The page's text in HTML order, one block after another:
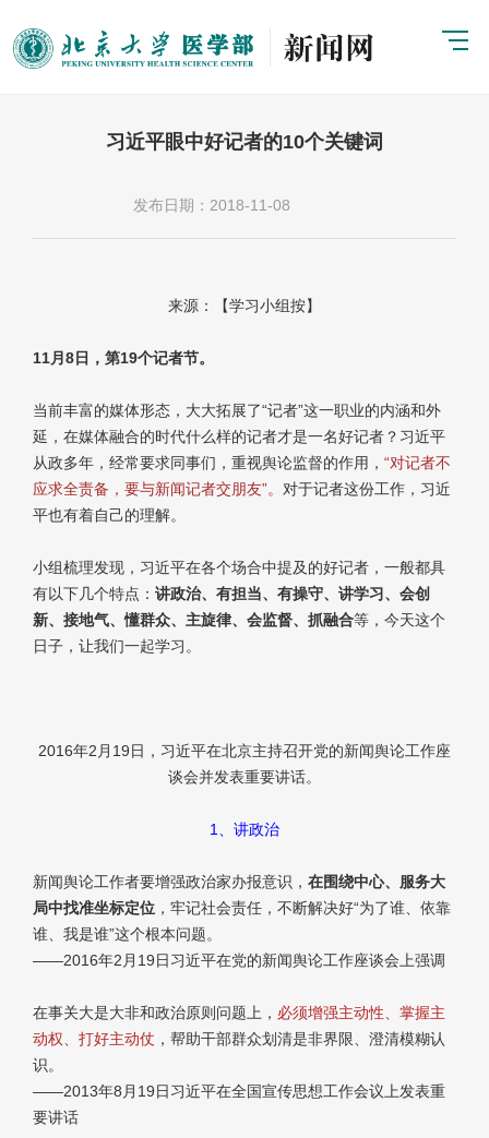
习近平眼中好记者的10个关键词
发布日期：2018-11-08
来源：【学习小组按】
11月8日，第19个记者节。
当前丰富的媒体形态，大大拓展了“记者”这一职业的内涵和外
延，在媒体融合的时代什么样的记者才是一名好记者？习近平
从政多年，经常要求同事们，重视舆论监督的作用， “对记者不
应求全责备，要与新闻记者交朋友”。 对于记者这份工作，习近
平也有着自己的理解。
小组梳理发现，习近平在各个场合中提及的好记者，一般都具
有以下几个特点： 讲政治、有担当、有操守、讲学习、会创
新、接地气、懂群众、主旋律、会监督、抓融合等，今天这个
日子，让我们一起学习。
2016年2月19日，习近平在北京主持召开党的新闻舆论工作座
谈会并发表重要讲话。
1、讲政治
新闻舆论工作者要增强政治家办报意识， 在围绕中心、服务大
局中找准坐标定位 ，牢记社会责任，不断解决好“为了谁、依靠
谁、我是谁”这个根本问题。
——2016年2月19日习近平在党的新闻舆论工作座谈会上强调
在事关大是大非和政治原则问题上， 必须增强主动性、掌握主
动权、打好主动仗 ，帮助干部群众划清是非界限、澄清模糊认
识。
——2013年8月19日习近平在全国宣传思想工作会议上发表重
要讲话